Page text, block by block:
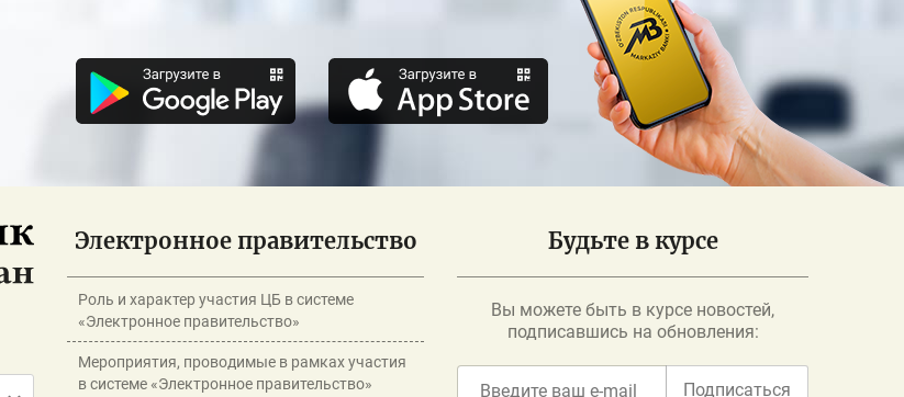
Электронное правительство
Роль и характер участия ЦБ в системе
«Электронное правительство»
Мероприятия, проводимые в рамках участия
в системе «Электронное правительство»
Будьте в курсе
Вы можете быть в курсе новостей,
подписавшись на обновления:
Подписаться